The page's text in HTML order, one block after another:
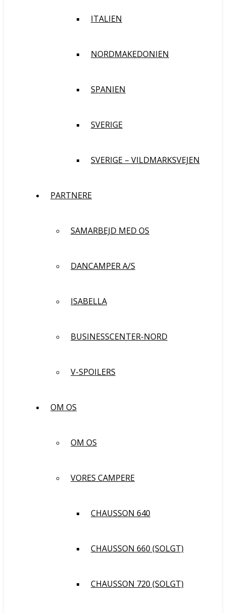
ITALIEN
NORDMAKEDONIEN
SPANIEN
SVERIGE
SVERIGE – VILDMARKSVEJEN
PARTNERE
SAMARBEJD MED OS
DANCAMPER A/S
ISABELLA
BUSINESSCENTER-NORD
V-SPOILERS
OM OS
OM OS
VORES CAMPERE
CHAUSSON 640
CHAUSSON 660 (SOLGT)
CHAUSSON 720 (SOLGT)